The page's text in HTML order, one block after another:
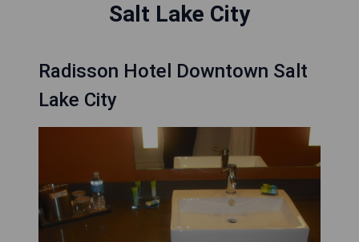
Salt Lake City
Radisson Hotel Downtown Salt
Lake City